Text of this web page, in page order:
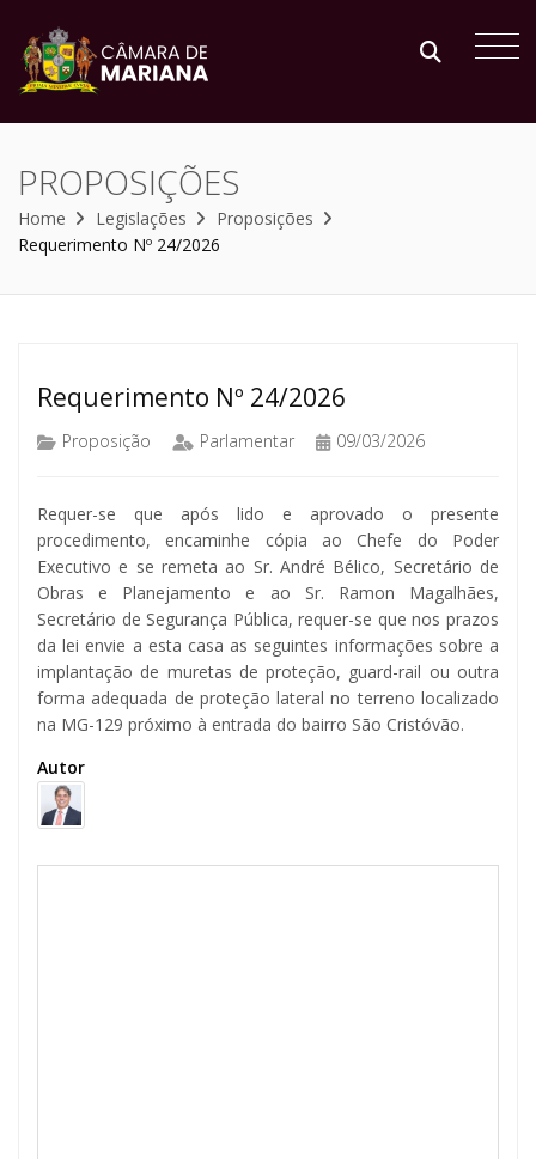
PROPOSIÇÕES
Home Legislações
Proposições
Requerimento Nº 24/2026
Requerimento Nº 24/2026
Proposição Parlamentar 09/03/2026
Requer-se que após lido e aprovado o presente
procedimento, encaminhe cópia ao Chefe do Poder
Executivo e se remeta ao Sr. André Bélico, Secretário de
Obras e Planejamento e ao Sr. Ramon Magalhães,
Secretário de Segurança Pública, requer-se que nos prazos
da lei envie a esta casa as seguintes informações sobre a
implantação de muretas de proteção, guard-rail ou outra
forma adequada de proteção lateral no terreno localizado
na MG-129 próximo à entrada do bairro São Cristóvão.
Autor